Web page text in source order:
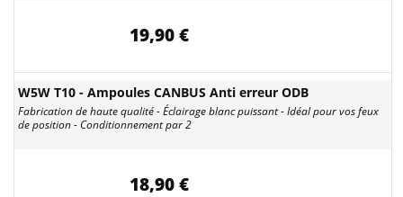
19,90 €
W5W T10 - Ampoules CANBUS Anti erreur ODB
Fabrication de haute qualité - Éclairage blanc puissant - Idéal pour vos feux
de position - Conditionnement par 2
18,90 €